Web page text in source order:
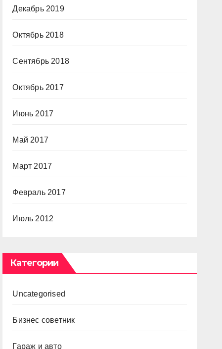
Декабрь 2019
Октябрь 2018
Сентябрь 2018
Октябрь 2017
Июнь 2017
Май 2017
Март 2017
Февраль 2017
Июль 2012
Категории
Uncategorised
Бизнес советник
Гараж и авто